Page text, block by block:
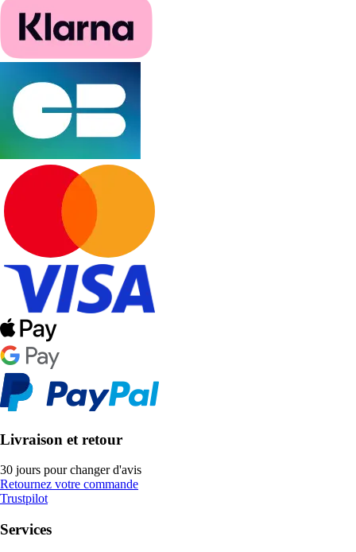
Livraison et retour
30 jours pour changer d'avis
Retournez votre commande
Trustpilot
Services